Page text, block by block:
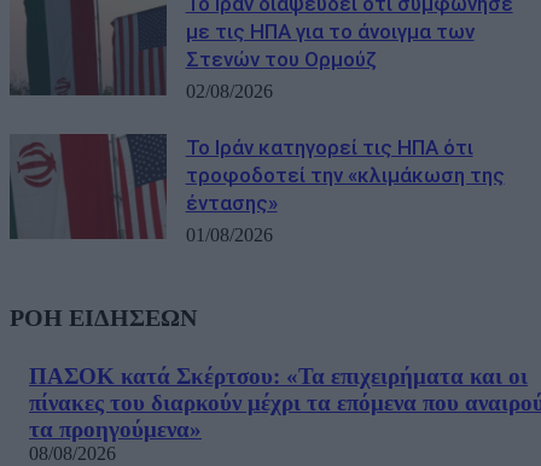
με τις ΗΠΑ για το άνοιγμα των
Στενών του Ορμούζ
02/08/2026
Το Ιράν κατηγορεί τις ΗΠΑ ότι
τροφοδοτεί την «κλιμάκωση της
έντασης»
01/08/2026
ΡΟΗ ΕΙΔΗΣΕΩΝ
ΠΑΣΟΚ κατά Σκέρτσου: «Τα επιχειρήματα και οι
πίνακες του διαρκούν μέχρι τα επόμενα που
τα προηγούμενα»
08/08/2026